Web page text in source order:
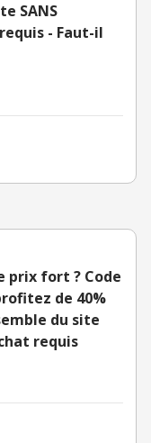
SANS
- Faut-il
prix fort ? Code
de 40%
du site
requis